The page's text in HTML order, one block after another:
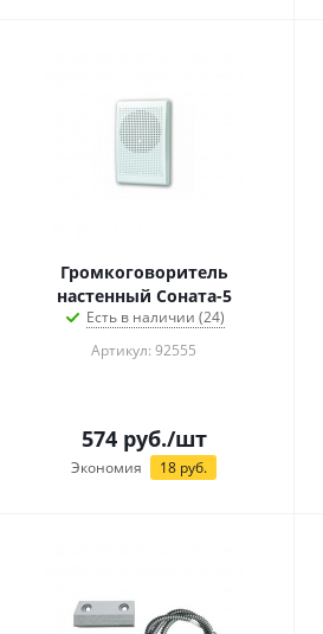
Громкоговоритель
настенный Соната-5
Есть в наличии (24)
Артикул: 92555
574руб./шт
Экономия 18 руб.